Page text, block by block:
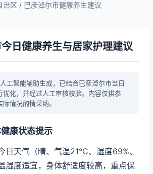
治区 / 巴彦淖尔市健康养生建议
日健康养生与居家护理建议
工智能辅助生成，已结合巴彦淖尔市当日
优化，并经过人工审核校验。内容仅供参
情况酌情采纳。
康状态提示
日天气（晴、气温21℃、湿度69%、
湿度适宜，身体舒适度较高，重点保